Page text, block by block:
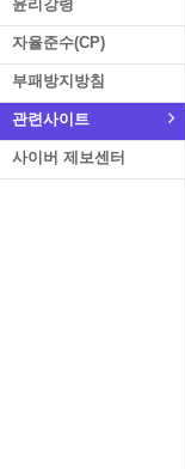
오시는길
가족회사
윤리강령
자율준수(CP)
부패방지방침
관련사이트
사이버 제보센터